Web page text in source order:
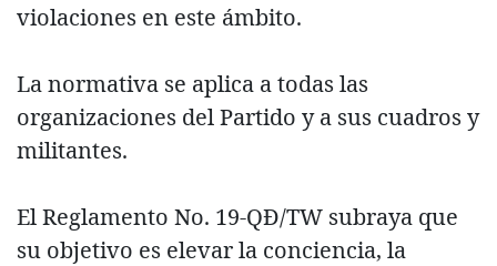
violaciones en este ámbito.
La normativa se aplica a todas las
organizaciones del Partido y a sus cuadros y
militantes.
El Reglamento No. 19-QĐ/TW subraya que
su objetivo es elevar la conciencia, la